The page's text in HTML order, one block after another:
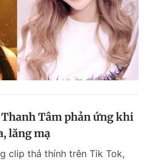
Tâm phản ứng khi
lăng mạ
clip thả thính trên Tik Tok,